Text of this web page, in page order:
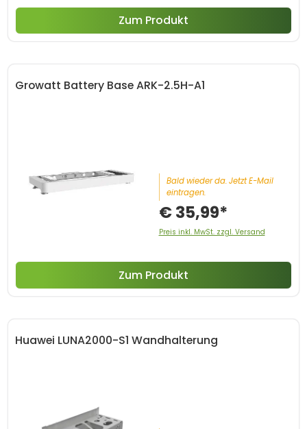
Zum Produkt
Growatt Battery Base ARK-2.5H-A1
Bald wieder da. Jetzt E-Mail
eintragen.
€ 35,99*
Preis inkl. MwSt. zzgl. Versand
Zum Produkt
Huawei LUNA2000-S1 Wandhalterung